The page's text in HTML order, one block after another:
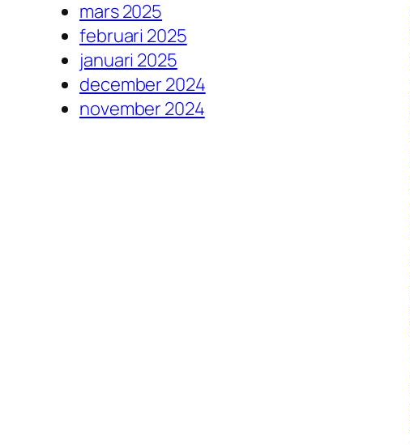
mars 2025
februari 2025
januari 2025
december 2024
november 2024